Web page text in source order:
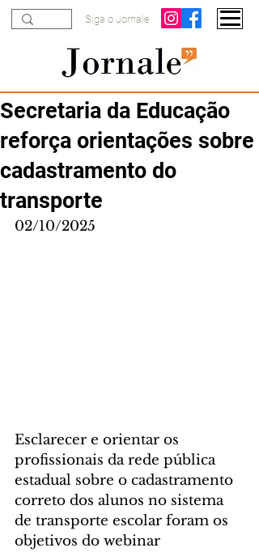
Siga o Jornale
Secretaria da Educação
reforça orientações sobre
cadastramento do
transporte
02/10/2025
Esclarecer e orientar os
profissionais da rede pública
estadual sobre o cadastramento
correto dos alunos no sistema
de transporte escolar foram os
objetivos do webinar